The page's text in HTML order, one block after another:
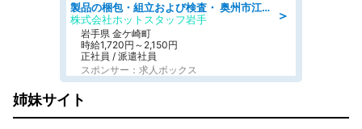
＞
製品の梱包・組立および検査・ 奥州市江刺/大手企業で長期安定 梱包・検査・組立/半年経過毎に5万円の報奨金有
株式会社ホットスタッフ岩手
岩手県 金ケ崎町
時給1,720円～2,150円
正社員 / 派遣社員
スポンサー：求人ボックス
姉妹サイト